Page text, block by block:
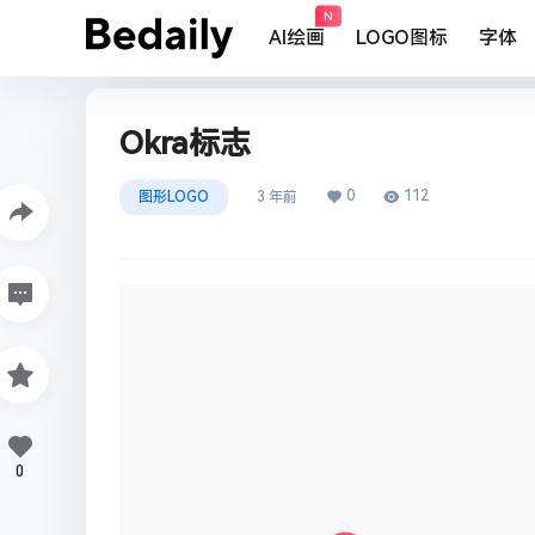
AI绘画
N
LOGO图标 字体
Okra标志
图形LOGO 3 年前 0 112
0